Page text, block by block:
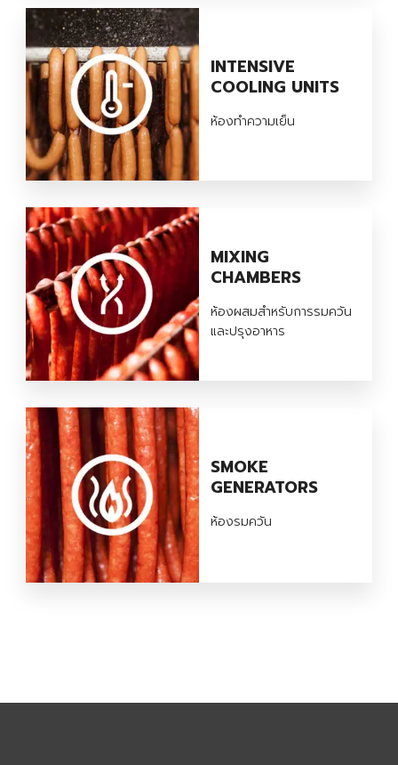
INTENSIVE
COOLING UNITS
ห้องทำความเย็น
MIXING
CHAMBERS
ห้องผสมสำหรับการรมควัน
และปรุงอาหาร
SMOKE
GENERATORS
ห้องรมควัน